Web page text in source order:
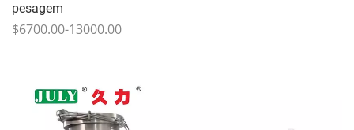
pesagem
$6700.00-13000.00